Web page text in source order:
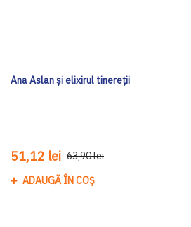
Ana Aslan și elixirul tinereții
51,12 lei 63,90 lei
ADAUGĂ ÎN COȘ